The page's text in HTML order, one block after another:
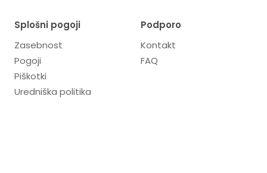
Splošni pogoji
Zasebnost
Pogoji
Piškotki
Uredniška politika
Podporo
Kontakt
FAQ